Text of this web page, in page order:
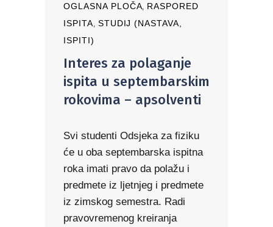
OGLASNA PLOČA, RASPORED
ISPITA, STUDIJ (NASTAVA,
ISPITI)
Interes za polaganje
ispita u septembarskim
rokovima – apsolventi
Svi studenti Odsjeka za fiziku
će u oba septembarska ispitna
roka imati pravo da polažu i
predmete iz ljetnjeg i predmete
iz zimskog semestra. Radi
pravovremenog kreiranja